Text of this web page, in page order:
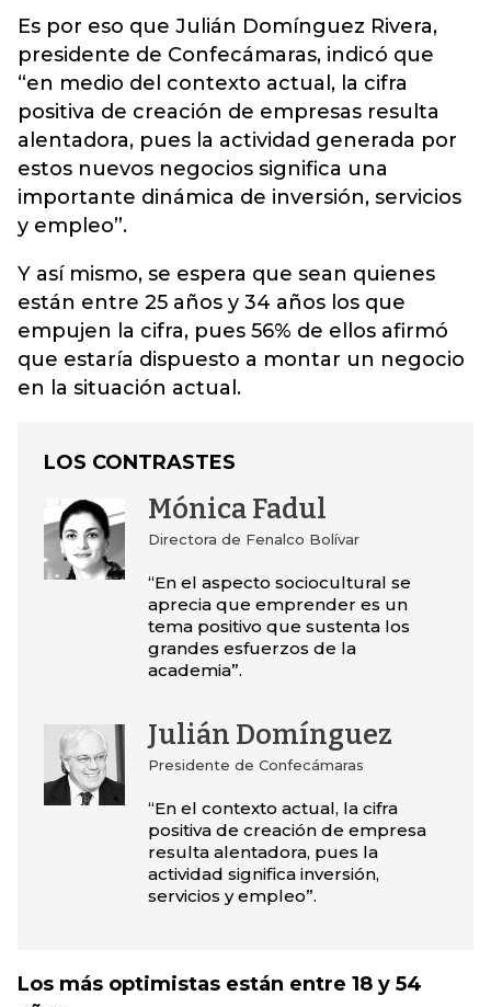
Es por eso que Julián Domínguez Rivera,
presidente de Confecámaras, indicó que
“en medio del contexto actual, la cifra
positiva de creación de empresas resulta
alentadora, pues la actividad generada por
estos nuevos negocios significa una
importante dinámica de inversión, servicios
y empleo”.
Y así mismo, se espera que sean quienes
están entre 25 años y 34 años los que
empujen la cifra, pues 56% de ellos afirmó
que estaría dispuesto a montar un negocio
en la situación actual.
LOS CONTRASTES
Mónica Fadul
Directora de Fenalco Bolívar
“En el aspecto sociocultural se
aprecia que emprender es un
tema positivo que sustenta los
grandes esfuerzos de la
academia”.
Julián Domínguez
Presidente de Confecámaras
“En el contexto actual, la cifra
positiva de creación de empresa
resulta alentadora, pues la
actividad significa inversión,
servicios y empleo”.
Los más optimistas están entre 18 y 54